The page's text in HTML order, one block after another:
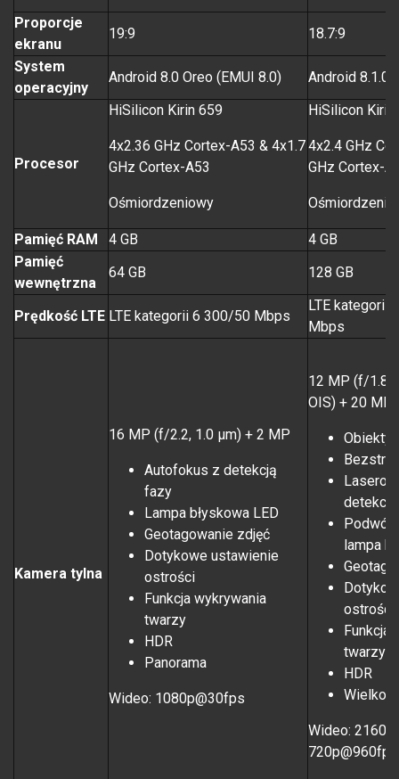
Proporcje
ekranu
19:9
18.7:9
System
operacyjny
Android 8.0 Oreo (EMUI 8.0) Android 8.1.0
Procesor
HiSilicon Kirin 659
4x2.36 GHz Cortex-A53 & 4x1.7
GHz Cortex-A53
Ośmiordzeniowy
HiSilicon Kirin
4x2.4 GHz
GHz Cortex-
Pamięć RAM 4 GB
4 GB
Pamięć
wewnętrzna
64 GB 128 GB
Prędkość LTE LTE kategorii 6 300/50 Mbps
LTE kategorii
Mbps
Kamera tylna
16 MP (f/2.2, 1.0 µm) + 2 MP
Autofokus z detekcją
fazy
Lampa błyskowa LED
Geotagowanie zdjęć
Dotykowe ustawienie
ostrości
Funkcja wykrywania
twarzy
HDR
Panorama
Wideo: 1080p@30fps
12 MP (f/1.8,
OIS) + 20 MP
lampa
ostrości
Funkcja
twarzy
HDR
Wideo:
720p@960fps